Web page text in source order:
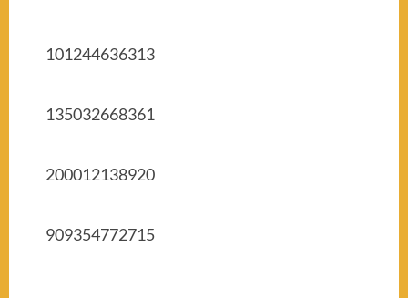
101244636313
135032668361
200012138920
909354772715